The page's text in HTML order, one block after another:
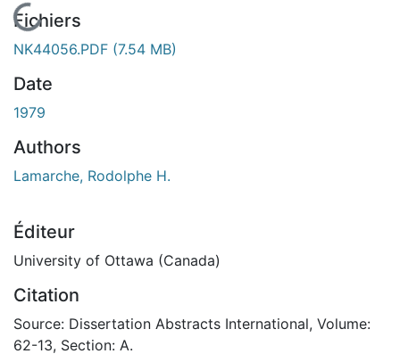
En cours de chargement...
Fichiers
NK44056.PDF (7.54 MB)
Date
1979
Authors
Lamarche, Rodolphe H.
Éditeur
University of Ottawa (Canada)
Citation
Source: Dissertation Abstracts International, Volume:
62-13, Section: A.